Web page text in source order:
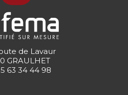
de Lavaur
GRAULHET
63 34 44 98